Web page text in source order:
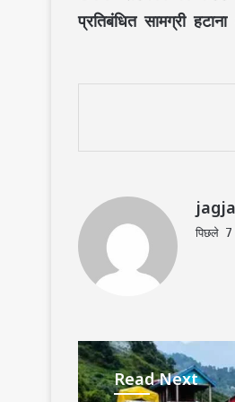
प्रतिबंधित सामग्री
पिछले
Read Next